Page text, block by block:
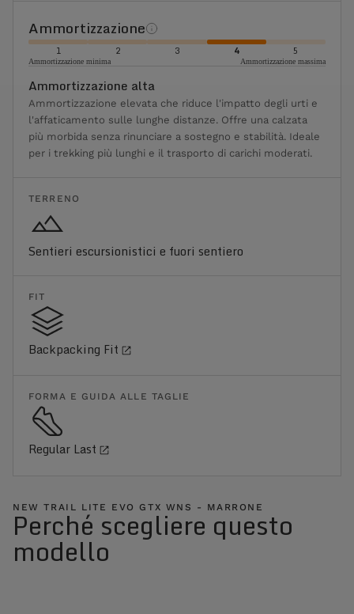
Ammortizzazione
1 2 3 4 5
Ammortizzazione minima Ammortizzazione massima
Ammortizzazione alta
Ammortizzazione elevata che riduce l'impatto degli urti e
l'affaticamento sulle lunghe distanze. Offre una calzata
più morbida senza rinunciare a sostegno e stabilità. Ideale
per i trekking più lunghi e il trasporto di carichi moderati.
TERRENO
Sentieri escursionistici e fuori sentiero
FIT
Backpacking Fit
FORMA E GUIDA ALLE TAGLIE
Regular Last
NEW TRAIL LITE EVO GTX WNS - MARRONE
Perché scegliere questo
modello